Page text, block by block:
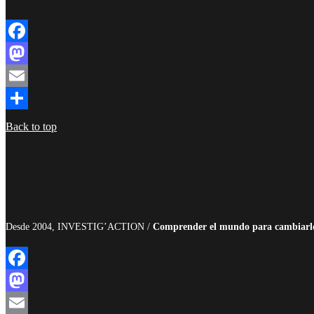
Facebook
Mastodon
Email
Compartir
Back to top
Desde 2004, INVESTIG’ACTION / Comprender el mundo para
Facebook
Mastodon